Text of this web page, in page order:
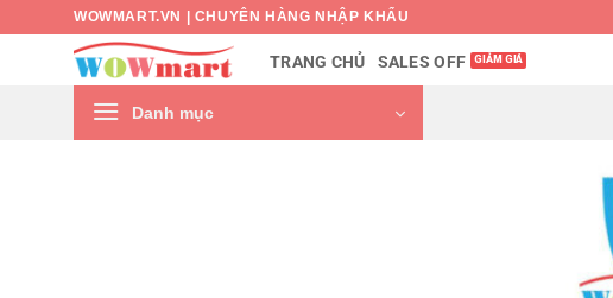
WOWMART.VN | CHUYÊN HÀNG NHẬP KHẨU
TRANG CHỦ SALES OFF
Danh mục